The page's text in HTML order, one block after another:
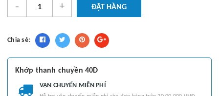
- + ĐẶT HÀNG
Chia sẻ:
Khớp thanh chuyền 40D
VẬN CHUYỂN MIỄN PHÍ